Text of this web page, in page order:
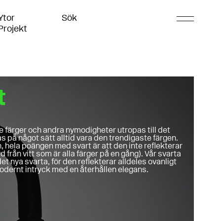
Sök
färger och andra nymodigheter utropas till det
på något sätt alltid vara den trendigaste färgen.
hela poängen med svart är att den inte reflekterar
från vitt som är alla färger på en gång). Vår svarta
nya svarta, för den reflekterar alldeles ovanligt
intryck med en återhållen elegans.